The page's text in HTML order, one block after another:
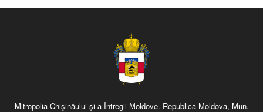
Mitropolia Chişinăului şi a Întregii Moldove. Republica Moldova, Mun.